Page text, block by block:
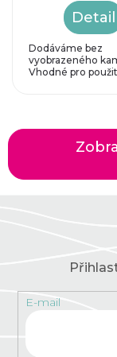
Detail
Dodáváme bez
vyobrazeného
Vhodné pro
E-mail